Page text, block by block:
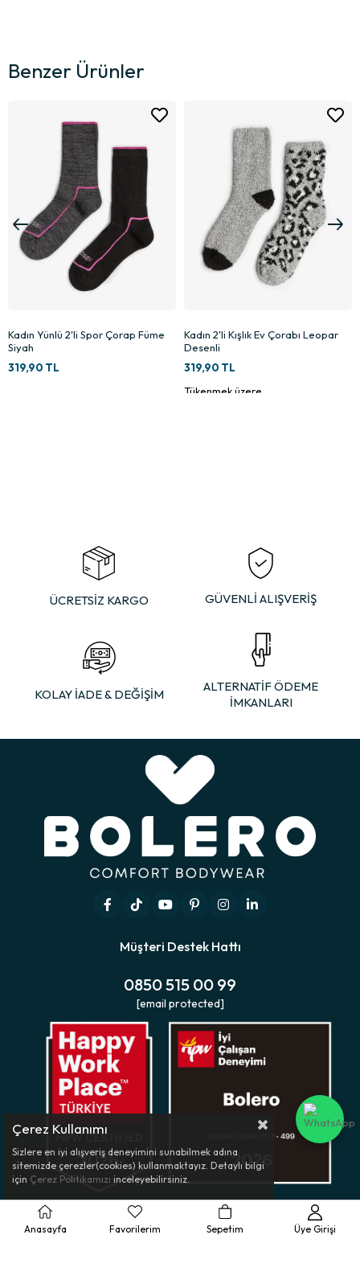
Benzer Ürünler
Kadın 2'li Kışlık Ev Çorabı Leopar
Desenli
319,90 TL
Kadın Bambu Fitilli 2'li Çorap Beyaz
Pembe
249,90 TL
ÜCRETSİZ KARGO GÜVENLİ ALIŞVERİŞ
KOLAY İADE & DEĞİŞİM
ALTERNATİF ÖDEME
İMKANLARI
Müşteri Destek Hattı
0850 515 00 99
[email protected]
Çerez Kullanımı
Sizlere en iyi alışveriş deneyimini sunabilmek adına
sitemizde çerezler(cookies) kullanmaktayız. Detaylı bilgi
için Çerez Politikamızı inceleyebilirsiniz.
Anasayfa Favorilerim Sepetim Üye Girişi